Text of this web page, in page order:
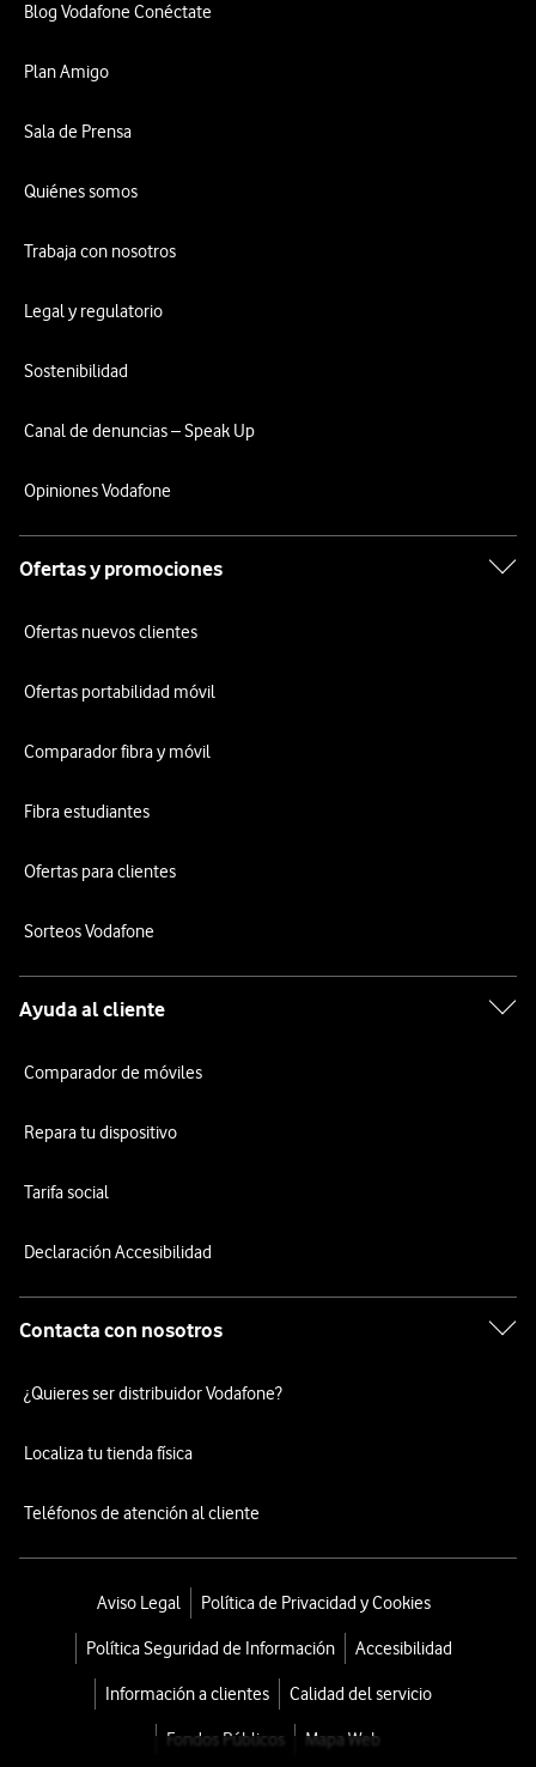
Blog Vodafone Conéctate
Plan Amigo
Sala de Prensa
Quiénes somos
Trabaja con nosotros
Legal y regulatorio
Sostenibilidad
Canal de denuncias – Speak Up
Opiniones Vodafone
Ofertas y promociones
Ofertas nuevos clientes
Ofertas portabilidad móvil
Comparador fibra y móvil
Fibra estudiantes
Ofertas para clientes
Sorteos Vodafone
Ayuda al cliente
Comparador de móviles
Repara tu dispositivo
Tarifa social
Declaración Accesibilidad
Contacta con nosotros
¿Quieres ser distribuidor Vodafone?
Localiza tu tienda física
Teléfonos de atención al cliente
Aviso Legal Política de Privacidad y Cookies
Política Seguridad de Información Accesibilidad
Información a clientes Calidad del servicio
Fondos Públicos Mapa Web